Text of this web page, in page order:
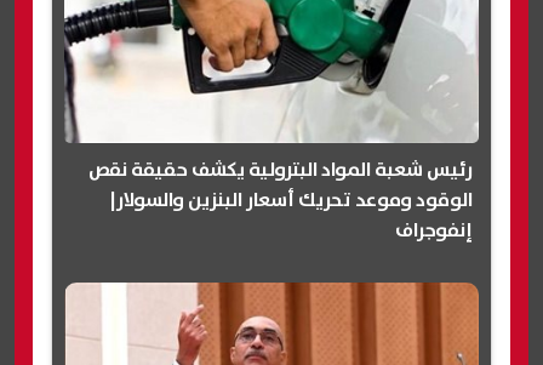
رئيس شعبة المواد البترولية يكشف حقيقة نقص
الوقود وموعد تحريك أسعار البنزين والسولار|
إنفوجراف